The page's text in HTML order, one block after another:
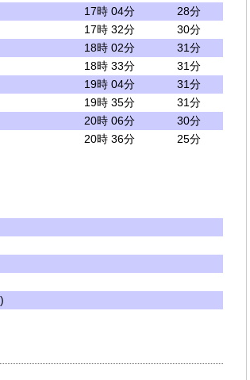
17時 04分
28分
17時 32分
30分
18時 02分
31分
18時 33分
31分
19時 04分
31分
19時 35分
31分
20時 06分
30分
20時 36分 25分